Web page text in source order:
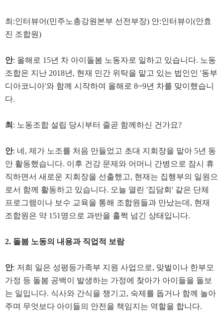
최:인터뷰어(민주노총강원본부 선전부장) 안:인터뷰이(안효
진 조합원)
안: 올해로 15년 차 아이돌봄 노동자로 일하고 있습니다. 노동
조합은 지난 2018년, 현재 민간 위탁을 맡고 있는 법인인 '동부
디아코니아'와 함께 시작하여 올해로 8~9년 차를 맞이했습니
다.
최 : 노동조합 설립 당시부터 줄곧 함께하신 건가요?
안: 네, 제가 노조를 처음 만들었고 초대 지회장을 맡아 5년 동
안 활동했습니다. 이후 건강 문제와 어머니 간병으로 잠시 휴
직하면서 새로운 지회장을 선출했고, 현재는 집행부의 일원으
로서 함께 활동하고 있습니다. 오늘 열린 '집담회' 같은 단체
프로그램이나 보수 교육을 통해 조합원들과 만났는데, 현재
조합원은 약 151명으로 과반을 훌쩍 넘긴 상태입니다.
2. 돌봄 노동의 내용과 직업적 보람
안: 저희 일은 성평등가족부 지원 사업으로, 맞벌이나 한부모
가정 등 돌봄 공백이 발생하는 가정에 찾아가 아이들을 돌보
는 일입니다. 식사와 간식을 챙기고, 숙제를 돕거나 함께 놀아
주며 무엇보다 아이들의 안전을 책임지는 역할을 합니다.